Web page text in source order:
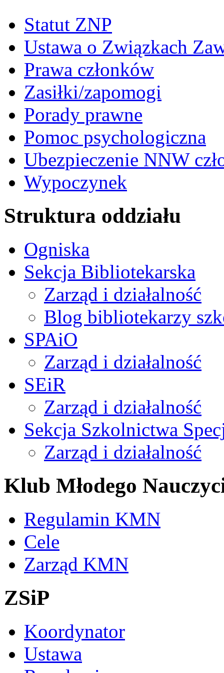
Statut ZNP
Ustawa o Związkach
Prawa członków
Zasiłki/zapomogi
Porady prawne
Pomoc psychologiczna
Ubezpieczenie NNW
Wypoczynek
Struktura oddziału
Ogniska
Sekcja Bibliotekarska
Zarząd i działalność
Blog bibliotekarzy
SPAiO
Zarząd i działalność
SEiR
Zarząd i działalność
Sekcja Szkolnictwa
Zarząd i działalność
Klub Młodego
Regulamin KMN
Cele
Zarząd KMN
ZSiP
Koordynator
Ustawa